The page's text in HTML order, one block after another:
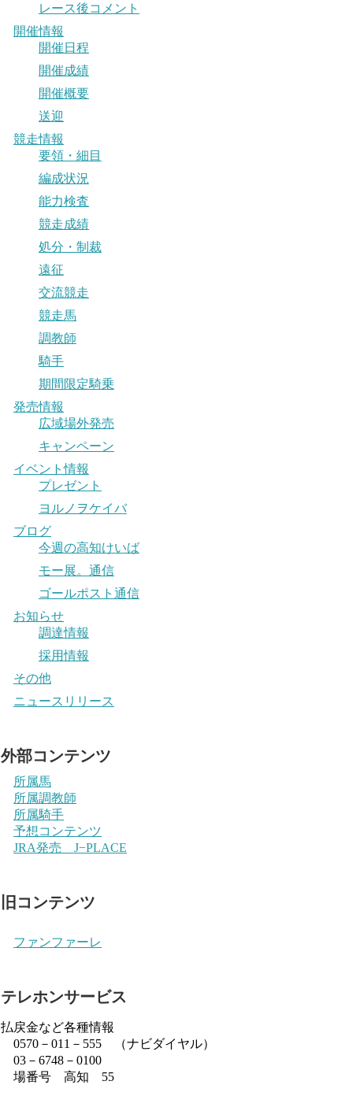
レース後コメント
開催情報
開催日程
開催成績
開催概要
送迎
競走情報
要領・細目
編成状況
能力検査
競走成績
処分・制裁
遠征
交流競走
競走馬
調教師
騎手
期間限定騎乗
発売情報
広域場外発売
キャンペーン
イベント情報
プレゼント
ヨルノヲケイバ
ブログ
今週の高知けいば
モー展。通信
ゴールポスト通信
お知らせ
調達情報
採用情報
その他
ニュースリリース
外部コンテンツ
所属馬
所属調教師
所属騎手
予想コンテンツ
JRA発売 J−PLACE
旧コンテンツ
ファンファーレ
テレホンサービス
払戻金など各種情報
0570－011－555 （ナビダイヤル）
03－6748－0100
場番号 高知 55